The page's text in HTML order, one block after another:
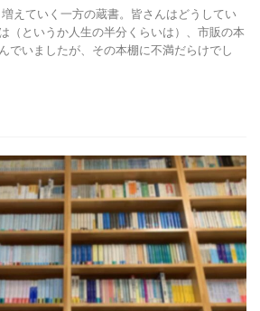
えていく一方の蔵書。皆さんはどうしてい
（というか人生の半分くらいは）、市販の本
でいましたが、その本棚に不満だらけでし